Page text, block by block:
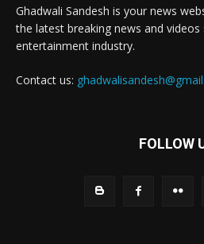
Ghadwali Sandesh is your news
the latest breaking news and
entertainment industry.
Contact us:
FOLLOW